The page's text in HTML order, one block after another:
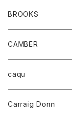
アンダーウェアー
カードホルダー
トップス
カーディガン
ボトム
オーバーオール
ショートパンツ
レディース
オーバーオール
シャツ
BROOKS
グッズ
靴
CAMBER
トップス
ハーフスリーブTシャツ
caqu
Carraig Donn